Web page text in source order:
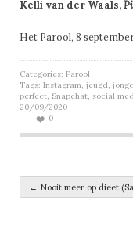
Kelli van der Waals,
Het Parool, 8
Categories: Parool
Tags: Instagram, jeugd,
perfect, Snapchat, social
20/09/2020
0
Post
← Nooit meer op dieet